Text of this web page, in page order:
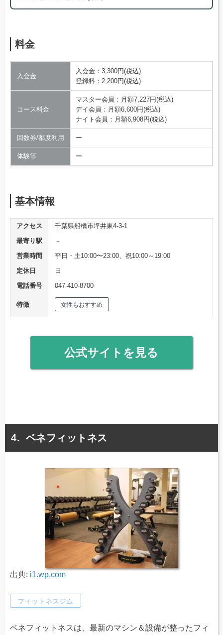
料金
入会金
入会金：3,300円(税込)
登録料：2,200円(税込)
コース料金
マスター会員：月額7,227円(税込)
デイ会員：月額6,600円(税込)
ナイト会員：月額6,908円(税込)
回数券/都度利用 ー
体験等 ー
基本情報
アクセス
千葉県船橋市坪井東4-3-1
最寄り駅
－
営業時間
平日・土10:00〜23:00、祝10:00～19:00
定休日
日
電話番号
047-410-8700
特徴 女性もおすすめ
公式サイトを見る
ベネフィットネス
出典: i1.wp.com
フィットネスジム
ベネフィットネスは、最新のマシン＆設備が整ったフィ